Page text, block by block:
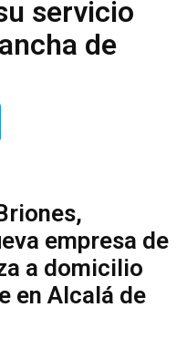
servicio
de
empresa de
a domicilio
en Alcalá de